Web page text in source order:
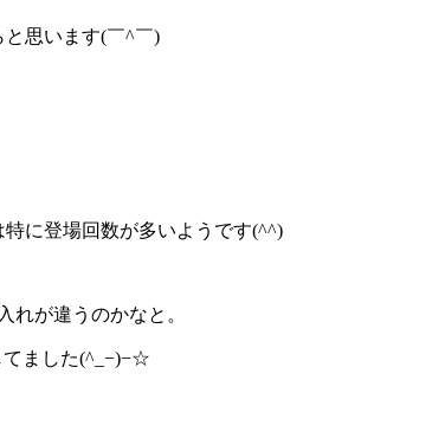
思います(￣^￣)ゞ
に登場回数が多いようです(^^)
れが違うのかなと。
てました(^_−)−☆